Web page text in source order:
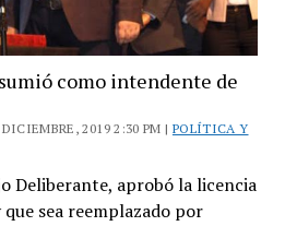
como intendente de
2019 2:30 PM | POLÍTICA Y
Deliberante, aprobó la licencia
sea reemplazado por